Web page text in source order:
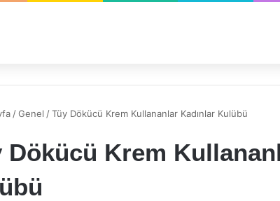
/Genel /Tüy Dökücü Krem Kullananlar Kadınlar Kulübü
Dökücü Krem